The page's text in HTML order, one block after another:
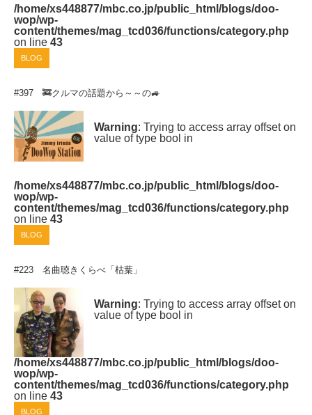
/home/xs448877/mbc.co.jp/public_html/blogs/doo-
wop/wp-
content/themes/mag_tcd036/functions/category.php
on line 43
BLOG
#397 🚒クルマの話題から～～の🚙
Warning: Trying to access array offset on
value of type bool in
/home/xs448877/mbc.co.jp/public_html/blogs/doo-
wop/wp-
content/themes/mag_tcd036/functions/category.php
on line 43
BLOG
#223 名曲聴きくらべ「枯葉」
Warning: Trying to access array offset on
value of type bool in
/home/xs448877/mbc.co.jp/public_html/blogs/doo-
wop/wp-
content/themes/mag_tcd036/functions/category.php
on line 43
BLOG